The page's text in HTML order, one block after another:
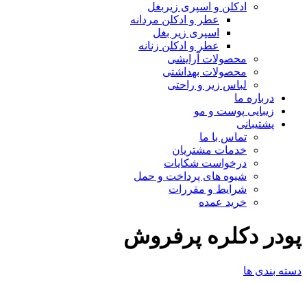
ادکلن و اسپری زیربغل
عطر و ادکلن مردانه
اسپری زیر بغل
عطر و ادکلن زنانه
محصولات آرایشی
محصولات بهداشتی
لباس زیر و راحتی
درباره ما
زیبایی پوست و مو
پشتیبانی
تماس با ما
خدمات مشتریان
درخواست شکایات
شیوه های پرداخت و حمل
شرایط و مقررات
خرید عمده
پودر دکلره پرفروش
دسته بندی ها